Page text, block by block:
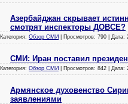
Азербайджан скрывает
смотрят инспекторы ДОВСЕ?
Категория: Обзор СМИ | Просмотров: 790 | Дата:
СМИ: Иран поставил
Категория: Обзор СМИ | Просмотров: 842 | Дата:
Армянское духовенство
заявлениями